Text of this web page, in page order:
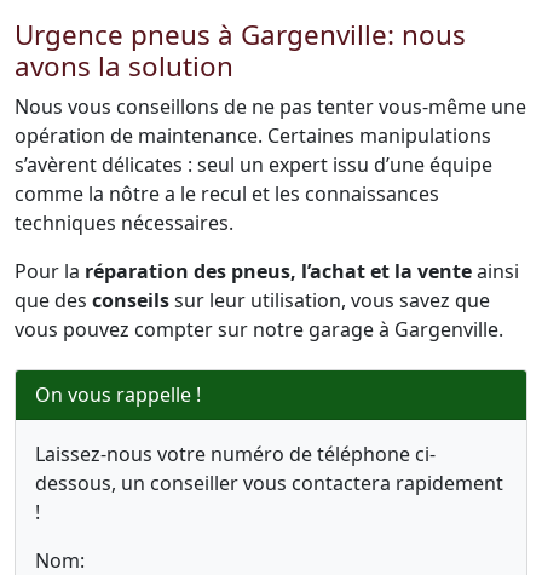
Urgence pneus à Gargenville: nous
avons la solution
Nous vous conseillons de ne pas tenter vous-même une
opération de maintenance. Certaines manipulations
s’avèrent délicates : seul un expert issu d’une équipe
comme la nôtre a le recul et les connaissances
techniques nécessaires.
Pour la réparation des pneus, l’achat et la venteainsi
que des conseilssur leur utilisation, vous savez que
vous pouvez compter sur notre garage à Gargenville.
On vous rappelle !
Laissez-nous votre numéro de téléphone ci-
dessous, un conseiller vous contactera rapidement
!
Nom: